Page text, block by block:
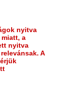
nyitva
a
nyitva
A